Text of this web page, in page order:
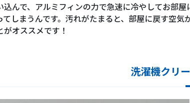
んで、アルミフィンの力で急速に冷やしてお部
しまうんです。汚れがたまると、部屋に戻す空
オススメです！
洗濯機クリ